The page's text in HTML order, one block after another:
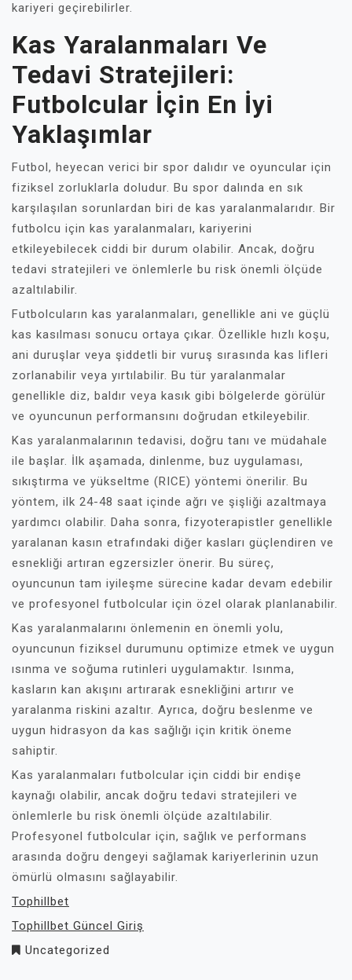
kariyeri geçirebilirler.
Kas Yaralanmaları Ve
Tedavi Stratejileri:
Futbolcular İçin En İyi
Yaklaşımlar
Futbol, heyecan verici bir spor dalıdır ve oyuncular için
fiziksel zorluklarla doludur. Bu spor dalında en sık
karşılaşılan sorunlardan biri de kas yaralanmalarıdır. Bir
futbolcu için kas yaralanmaları, kariyerini
etkileyebilecek ciddi bir durum olabilir. Ancak, doğru
tedavi stratejileri ve önlemlerle bu risk önemli ölçüde
azaltılabilir.
Futbolcuların kas yaralanmaları, genellikle ani ve güçlü
kas kasılması sonucu ortaya çıkar. Özellikle hızlı koşu,
ani duruşlar veya şiddetli bir vuruş sırasında kas lifleri
zorlanabilir veya yırtılabilir. Bu tür yaralanmalar
genellikle diz, baldır veya kasık gibi bölgelerde görülür
ve oyuncunun performansını doğrudan etkileyebilir.
Kas yaralanmalarının tedavisi, doğru tanı ve müdahale
ile başlar. İlk aşamada, dinlenme, buz uygulaması,
sıkıştırma ve yükseltme (RICE) yöntemi önerilir. Bu
yöntem, ilk 24-48 saat içinde ağrı ve şişliği azaltmaya
yardımcı olabilir. Daha sonra, fizyoterapistler genellikle
yaralanan kasın etrafındaki diğer kasları güçlendiren ve
esnekliği artıran egzersizler önerir. Bu süreç,
oyuncunun tam iyileşme sürecine kadar devam edebilir
ve profesyonel futbolcular için özel olarak planlanabilir.
Kas yaralanmalarını önlemenin en önemli yolu,
oyuncunun fiziksel durumunu optimize etmek ve uygun
ısınma ve soğuma rutinleri uygulamaktır. Isınma,
kasların kan akışını artırarak esnekliğini artırır ve
yaralanma riskini azaltır. Ayrıca, doğru beslenme ve
uygun hidrasyon da kas sağlığı için kritik öneme
sahiptir.
Kas yaralanmaları futbolcular için ciddi bir endişe
kaynağı olabilir, ancak doğru tedavi stratejileri ve
önlemlerle bu risk önemli ölçüde azaltılabilir.
Profesyonel futbolcular için, sağlık ve performans
arasında doğru dengeyi sağlamak kariyerlerinin uzun
ömürlü olmasını sağlayabilir.
Tophillbet
Tophillbet Güncel Giriş
Uncategorized